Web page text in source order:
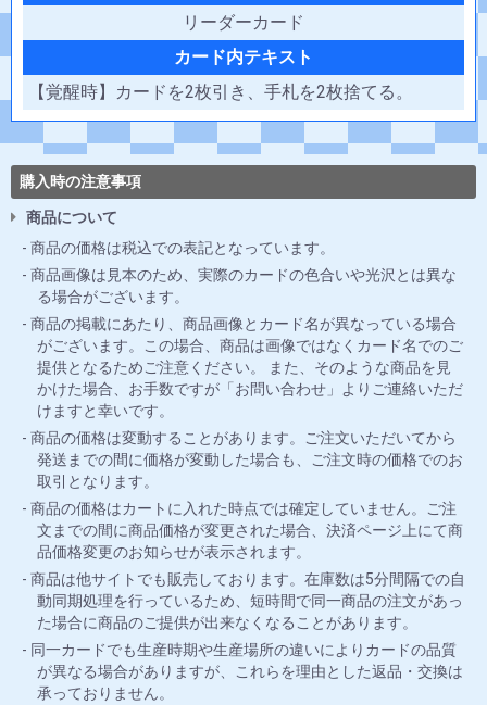
リーダーカード
カード内テキスト
【覚醒時】カードを2枚引き、手札を2枚捨てる。
購入時の注意事項
商品について
商品の価格は税込での表記となっています。
商品画像は見本のため、実際のカードの色合いや光沢とは異な
る場合がございます。
商品の掲載にあたり、商品画像とカード名が異なっている場合
がございます。この場合、商品は画像ではなくカード名でのご
提供となるためご注意ください。 また、そのような商品を見
かけた場合、お手数ですが「お問い合わせ」よりご連絡いただ
けますと幸いです。
商品の価格は変動することがあります。ご注文いただいてから
発送までの間に価格が変動した場合も、ご注文時の価格でのお
取引となります。
商品の価格はカートに入れた時点では確定していません。ご注
文までの間に商品価格が変更された場合、決済ページ上にて商
品価格変更のお知らせが表示されます。
商品は他サイトでも販売しております。在庫数は5分間隔での自
動同期処理を行っているため、短時間で同一商品の注文があっ
た場合に商品のご提供が出来なくなることがあります。
同一カードでも生産時期や生産場所の違いによりカードの品質
が異なる場合がありますが、これらを理由とした返品・交換は
承っておりません。